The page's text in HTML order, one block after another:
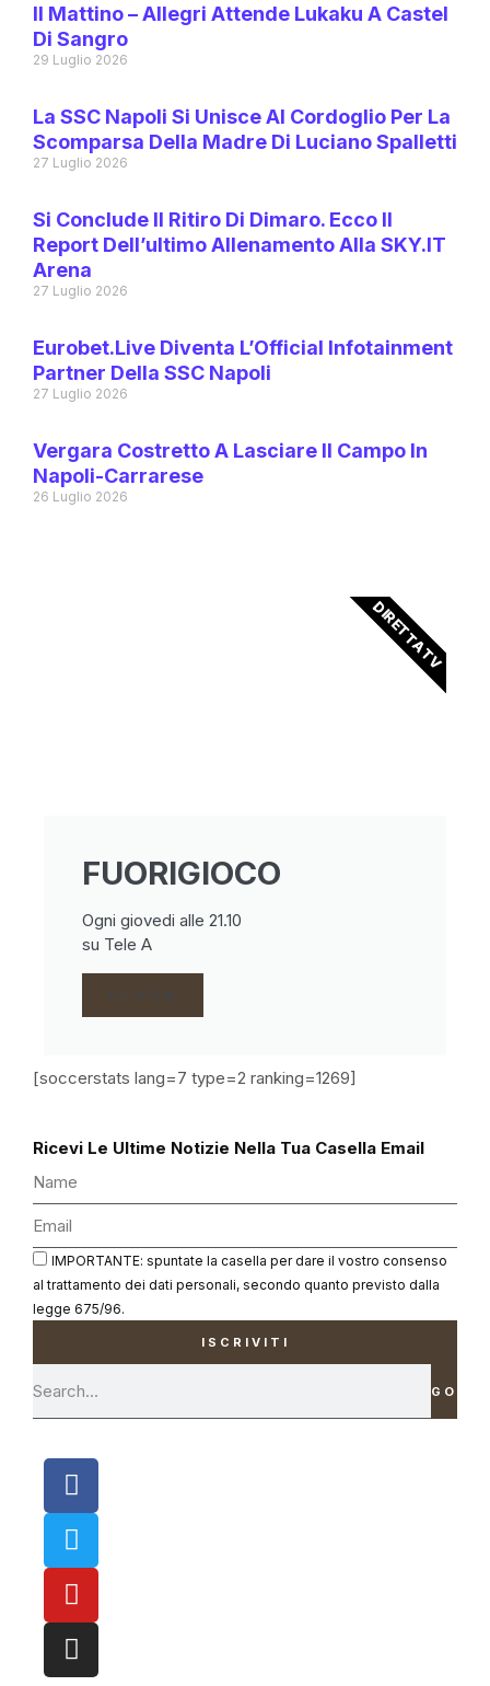
Il Mattino – Allegri Attende Lukaku A Castel
Di Sangro
29 Luglio 2026
La SSC Napoli Si Unisce Al Cordoglio Per La
Scomparsa Della Madre Di Luciano Spalletti
27 Luglio 2026
Si Conclude Il Ritiro Di Dimaro. Ecco Il
Report Dell’ultimo Allenamento Alla SKY.IT
Arena
27 Luglio 2026
Eurobet.live Diventa L’Official Infotainment
Partner Della SSC Napoli
27 Luglio 2026
Vergara Costretto A Lasciare Il Campo In
Napoli-Carrarese
26 Luglio 2026
FUORIGIOCO
Ogni giovedi alle 21.10
su Tele A
CLICCA
DIRETTA TV
[soccerstats lang=7 type=2 ranking=1269]
Ricevi Le Ultime Notizie Nella Tua Casella Email
IMPORTANTE: spuntate la casella per dare il vostro consenso
al trattamento dei dati personali, secondo quanto previsto dalla
legge 675/96.
ISCRIVITI
GO